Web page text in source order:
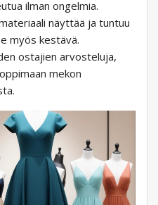
ilman ongelmia.
näyttää ja tuntuu
myös kestävä.
ostajien arvosteluja,
mekon